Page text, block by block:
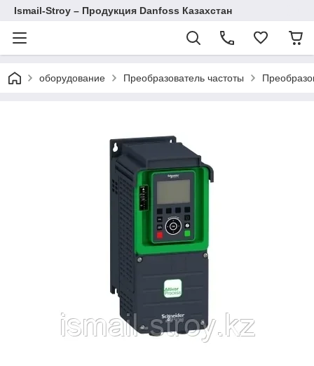
Ismail-Stroy – Продукция Danfoss Казахстан
оборудование Преобразователь частоты